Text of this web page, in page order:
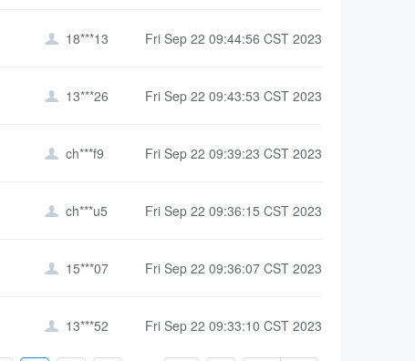
 18***13 Fri Sep 22 09:44:56 CST 2023
 13***26 Fri Sep 22 09:43:53 CST 2023
 ch***f9 Fri Sep 22 09:39:23 CST 2023
 ch***u5 Fri Sep 22 09:36:15 CST 2023
 15***07 Fri Sep 22 09:36:07 CST 2023
 13***52 Fri Sep 22 09:33:10 CST 2023